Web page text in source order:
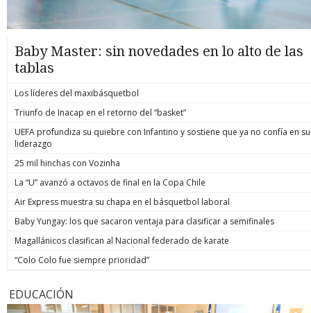
Baby Master: sin novedades en lo alto de las
tablas
Los líderes del maxibásquetbol
Triunfo de Inacap en el retorno del “basket”
UEFA profundiza su quiebre con Infantino y sostiene que ya no confía en su
liderazgo
25 mil hinchas con Vozinha
La “U” avanzó a octavos de final en la Copa Chile
Air Express muestra su chapa en el básquetbol laboral
Baby Yungay: los que sacaron ventaja para clasificar a semifinales
Magallánicos clasifican al Nacional federado de karate
“Colo Colo fue siempre prioridad”
EDUCACIÓN